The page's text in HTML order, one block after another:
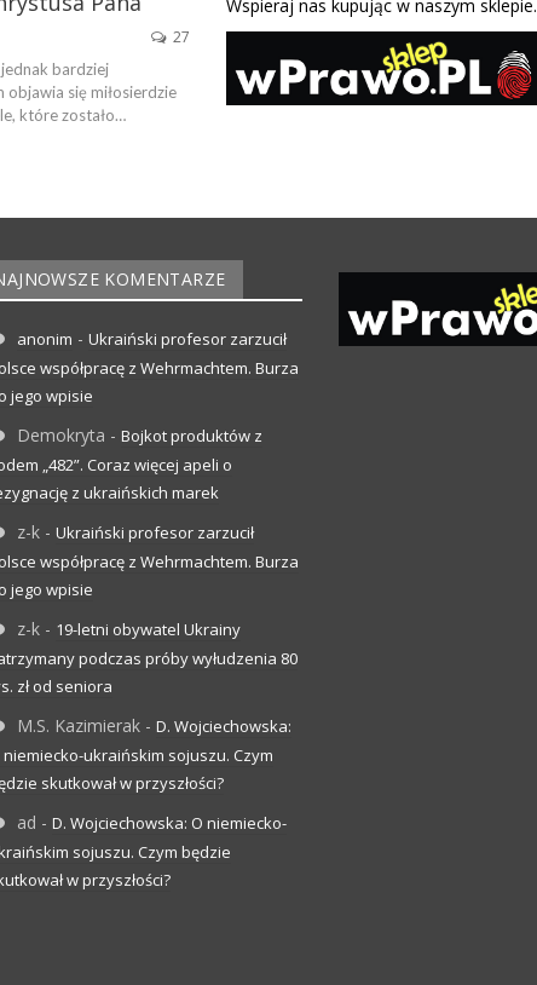
27
bardziej
objawia się miłosierdzie
które zostało…
Wspieraj nas kupując w naszym sklepie.
KOMENTARZE
anonim - Ukraiński profesor zarzucił
współpracę z Wehrmachtem. Burza
jego wpisie
Demokryta - Bojkot produktów z
„482”. Coraz więcej apeli o
z ukraińskich marek
z-k - Ukraiński profesor zarzucił
współpracę z Wehrmachtem. Burza
jego wpisie
z-k - 19-letni obywatel Ukrainy
podczas próby wyłudzenia 80
zł od seniora
M.S. Kazimierak - D. Wojciechowska:
niemiecko-ukraińskim sojuszu. Czym
skutkował w przyszłości?
ad - D. Wojciechowska: O niemiecko-
sojuszu. Czym będzie
w przyszłości?